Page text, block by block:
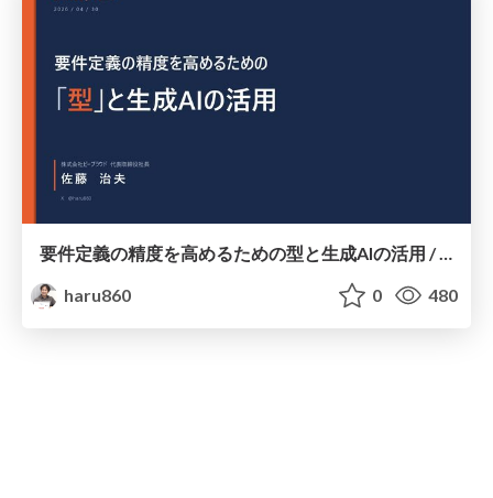
要件定義の精度を高めるための型と生成AIの活用 / Using Types and Generative AI to Improve the Accuracy of Requirements Definition
haru860
0 480